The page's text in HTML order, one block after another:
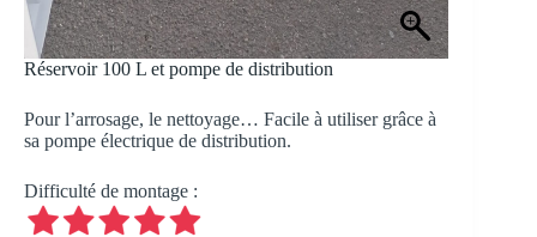
Réservoir 100 L et pompe de distribution
Pour l’arrosage, le nettoyage… Facile à utiliser grâce à
sa pompe électrique de distribution.
Difficulté de montage :